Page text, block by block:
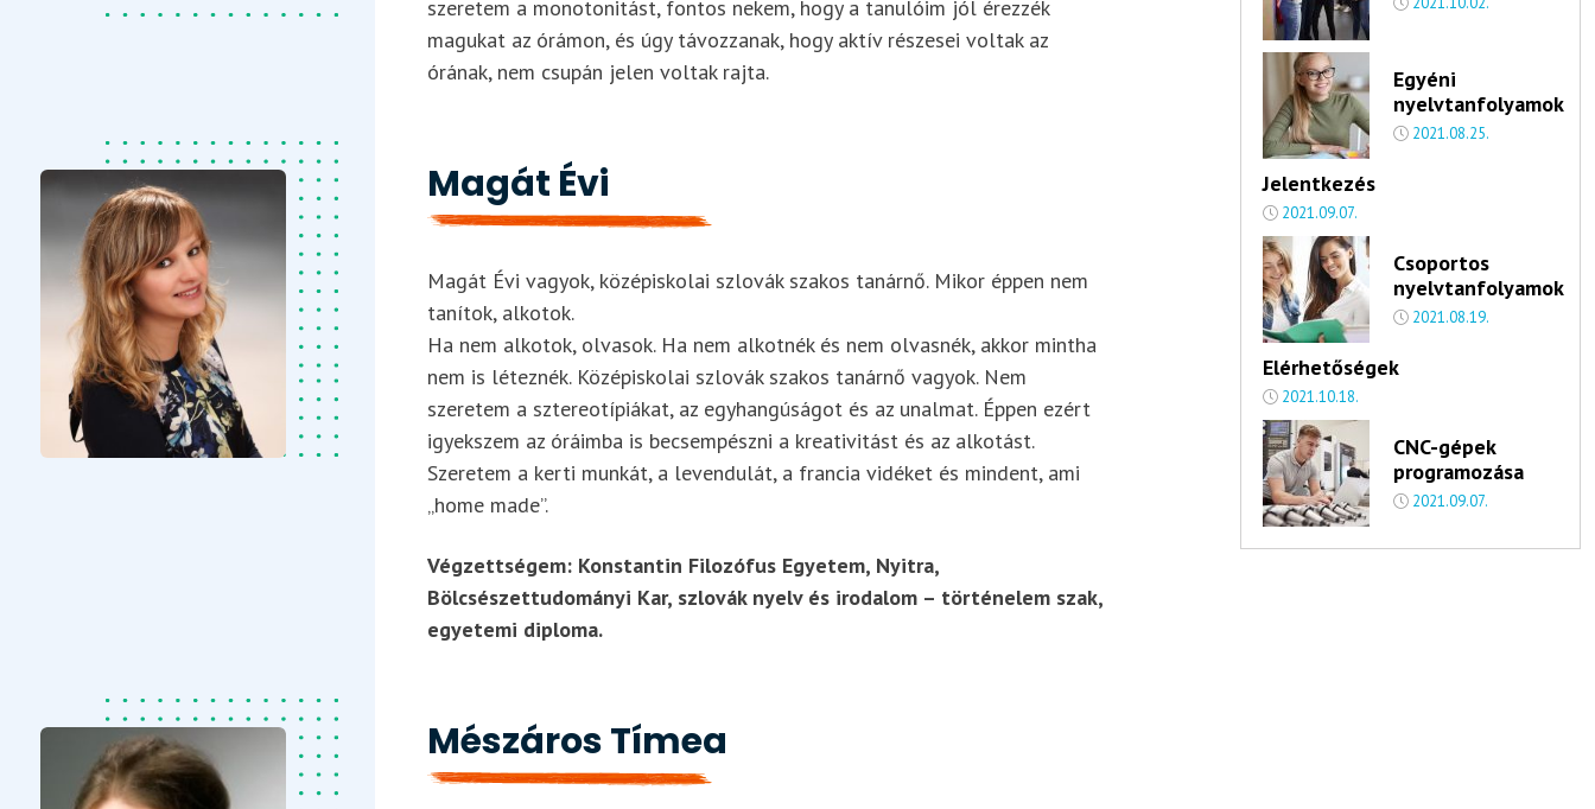
szeretem a monotonitást, fontos nekem, hogy a tanulóim jól érezzék
magukat az órámon, és úgy távozzanak, hogy aktív részesei voltak az
órának, nem csupán jelen voltak rajta.
Magát Évi
Magát Évi vagyok, középiskolai szlovák szakos tanárnő. Mikor éppen nem
tanítok, alkotok.
Ha nem alkotok, olvasok. Ha nem alkotnék és nem olvasnék, akkor mintha
nem is léteznék. Középiskolai szlovák szakos tanárnő vagyok. Nem
szeretem a sztereotípiákat, az egyhangúságot és az unalmat. Éppen ezért
igyekszem az óráimba is becsempészni a kreativitást és az alkotást.
Szeretem a kerti munkát, a levendulát, a francia vidéket és mindent, ami
„home made”.
Végzettségem: Konstantin Filozófus Egyetem, Nyitra,
Bölcsészettudományi Kar, szlovák nyelv és irodalom – történelem szak,
egyetemi diploma.
Mészáros Tímea
Egyéni
nyelvtanfolyamok
2021.08.25.
Jelentkezés
2021.09.07.
Csoportos
nyelvtanfolyamok
2021.08.19.
Elérhetőségek
2021.10.18.
CNC-gépek
programozása
2021.09.07.